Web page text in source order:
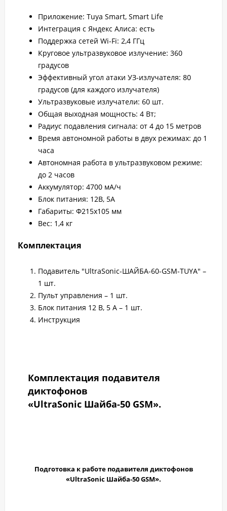
Приложение: Tuya Smart, Smart Life
Интеграция с Яндекс Алиса: есть
Поддержка сетей Wi-Fi: 2,4 ГГц
Круговое ультразвуковое излучение: 360
градусов
Эффективный угол атаки УЗ-излучателя: 80
градусов (для каждого излучателя)
Ультразвуковые излучатели: 60 шт.
Общая выходная мощность: 4 Вт;
Радиус подавления сигнала: от 4 до 15 метров
Время автономной работы в двух режимах: до 1
часа
Автономная работа в ультразвуковом режиме:
до 2 часов
Аккумулятор: 4700 мА/ч
Блок питания: 12В, 5А
Габариты: Ф215х105 мм
Вес: 1,4 кг
Комплектация
Подавитель "UltraSonic-ШАЙБА-60-GSM-TUYA" –
1 шт.
Пульт управления – 1 шт.
Блок питания 12 В, 5 А – 1 шт.
Инструкция
Комплектация подавителя
диктофонов
«UltraSonic Шайба-50 GSM».
Подготовка к работе подавителя диктофонов
«UltraSonic Шайба-50 GSM».